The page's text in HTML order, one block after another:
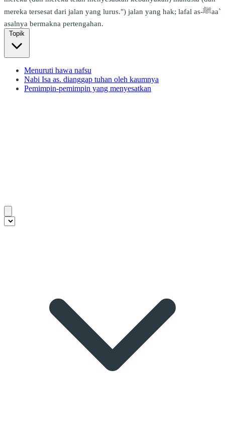
mereka tersesat dari jalan yang lurus.") jalan yang hak; lafal as-ﷺaa`
asalnya bermakna pertengahan.
Topik
Menuruti hawa nafsu
Nabi Isa as. dianggap tuhan oleh kaumnya
Pemimpin-pemimpin yang menyesatkan